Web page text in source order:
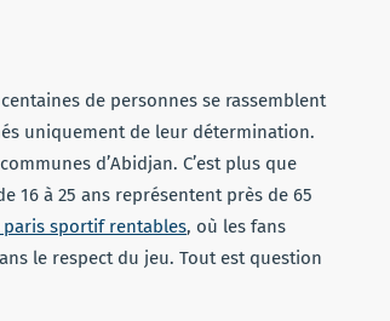
de personnes se rassemblent
uniquement de leur détermination.
d’Abidjan. C’est plus que
16 à 25 ans représentent près de 65
paris sportif rentables, où les fans
le respect du jeu. Tout est question